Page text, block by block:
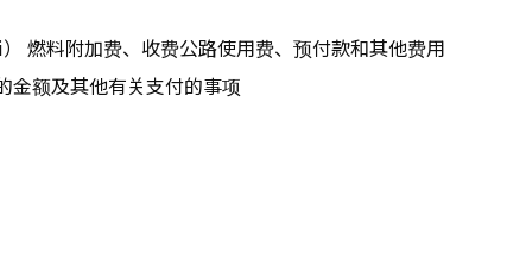
燃料附加费、收费公路使用费、预付款和其他费用
金额及其他有关支付的事项